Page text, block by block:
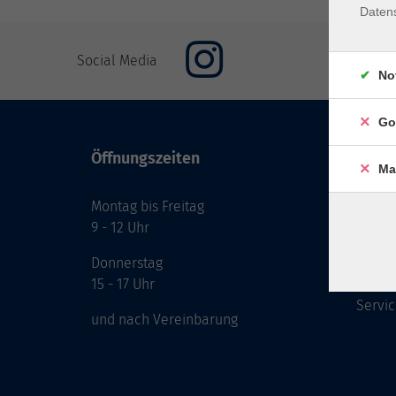
Social Media
Öffnungszeiten
Montag bis Freitag
9 - 12 Uhr
Donnerstag
15 - 17 Uhr
und nach Vereinbarung